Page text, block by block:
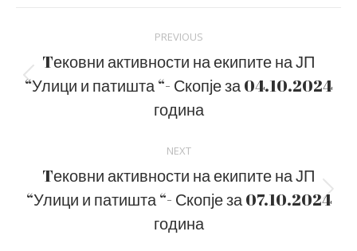
navigation
PREVIOUS
Previous
post:
Tековни активности на екипите на ЈП
“Улици и патишта “- Скопје за 04.10.2024
година
NEXT
Next
post:
Tековни активности на екипите на ЈП
“Улици и патишта “- Скопје за 07.10.2024
година